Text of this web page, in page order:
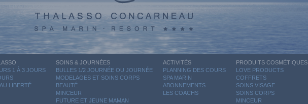
1 À 3 JOURS
LIBERTÉ
SOINS & JOURNÉES
BULLES 1/2 JOURNÉE OU JOURNÉE
MODELAGES ET SOINS CORPS
BEAUTÉ
MINCEUR
FUTURE ET JEUNE MAMAN
ACTIVITÉS
PLANNING DES COURS
SPA MARIN
ABONNEMENTS
LES COACHS
PRODUITS COSMÉTIQUES
LOVE PRODUCTS
COFFRETS
SOINS VISAGE
SOINS CORPS
MINCEUR